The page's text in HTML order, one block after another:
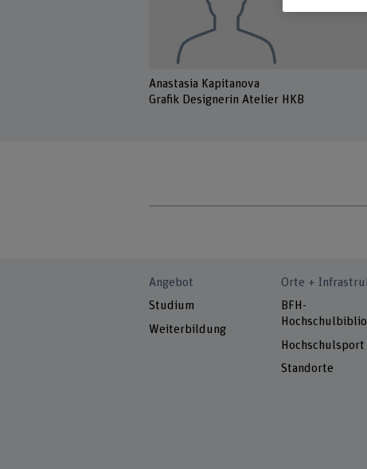
Anastasia Kapitanova
Grafik Designerin Atelier HKB
Angebot
Studium
Weiterbildung
Orte +
BFH-
Hochschulsport
Standorte